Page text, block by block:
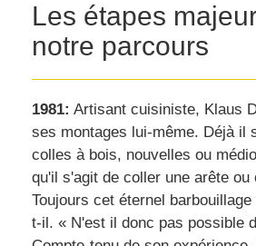
Les étapes
notre parcours
1981: Artisant cuisiniste, Klaus
ses montages lui-même. Déjà il
colles à bois, nouvelles ou
qu'il s'agit de coller une arête ou
Toujours cet éternel
t-il. « N'est il donc pas possible